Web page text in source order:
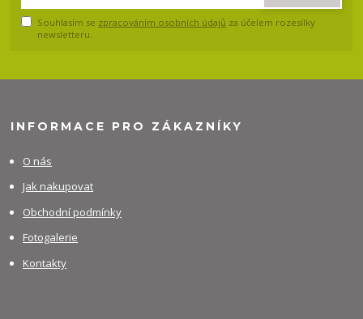
Souhlasím se zpracováním osobních údajů za účelem rozesílky
newsletteru.
INFORMACE PRO ZÁKAZNÍKY
O nás
Jak nakupovat
Obchodní podmínky
Fotogalerie
Kontakty